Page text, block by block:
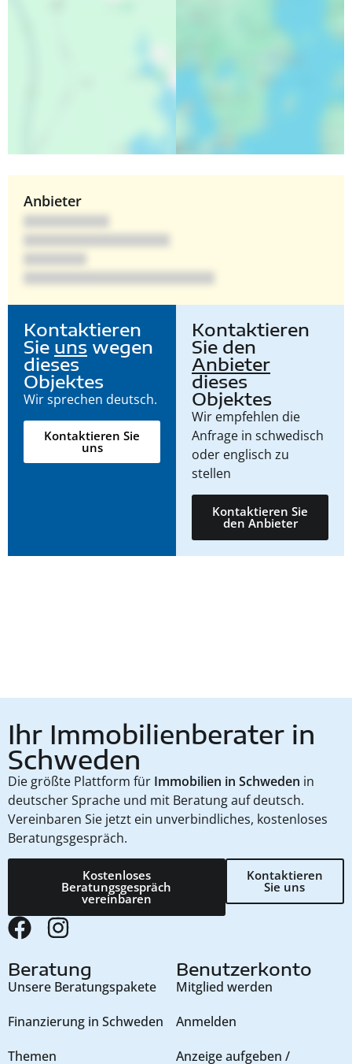
Anbieter
Kontaktieren
Sie uns wegen
dieses
Objektes
Wir sprechen deutsch.
Kontaktieren Sie
uns
Kontaktieren
Sie den
Anbieter
dieses
Objektes
Wir empfehlen die
Anfrage in schwedisch
oder englisch zu
stellen
Kontaktieren Sie
den Anbieter
Ihr Immobilienberater in
Schweden
Die größte Plattform für Immobilien in Schweden in
deutscher Sprache und mit Beratung auf deutsch.
Vereinbaren Sie jetzt ein unverbindliches, kostenloses
Beratungsgespräch.
Kostenloses
Beratungsgespräch
vereinbaren
Kontaktieren
Sie uns
Beratung
Unsere Beratungspakete
Finanzierung in Schweden
Themen
Benutzerkonto
Mitglied werden
Anmelden
Anzeige aufgeben /